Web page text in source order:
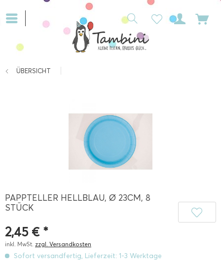
ÜBERSICHT
PAPPTELLER HELLBLAU, Ø 23CM, 8
STÜCK
2,45 € *
inkl. MwSt. zzgl. Versandkosten
Sofort versandfertig, Lieferzeit: 1-3 Werktage